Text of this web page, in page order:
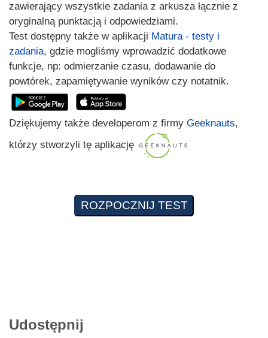
zawierający wszystkie zadania z arkusza łącznie z
oryginalną punktacją i odpowiedziami.
Test dostępny także w aplikacji Matura - testy i
zadania, gdzie mogliśmy wprowadzić dodatkowe
funkcje, np: odmierzanie czasu, dodawanie do
powtórek, zapamiętywanie wyników czy notatnik.
Dziękujemy także developerom z firmy Geeknauts,
którzy stworzyli tę aplikację
Udostępnij